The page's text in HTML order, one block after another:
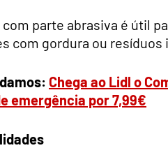
com parte abrasiva é útil
com gordura ou
Chega ao Lidl o
emergência por 7,99€